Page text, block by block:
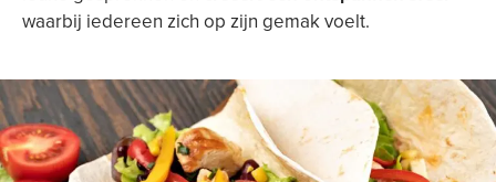
waarbij iedereen zich op zijn gemak voelt.